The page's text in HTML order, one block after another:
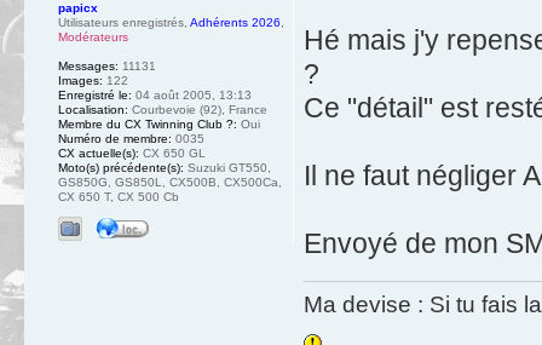
Hé mais j'y
?
Ce "détail" est
Il ne faut négliger
Envoyé de mon
Ma devise : Si tu fais
papicx
Utilisateurs enregistrés Adhérents 2026
Modérateurs
Messages: 11131
Images: 122
Enregistré le: 04 août 2005, 13:13
Localisation: Courbevoie (92), France
Membre du CX Twinning Club ?: Oui
Numéro de membre: 0035
CX actuelle(s): CX 650 GL
Moto(s) précédente(s): Suzuki GT550,
GS850G, GS850L, CX500B, CX500Ca,
CX 650 T, CX 500 Cb